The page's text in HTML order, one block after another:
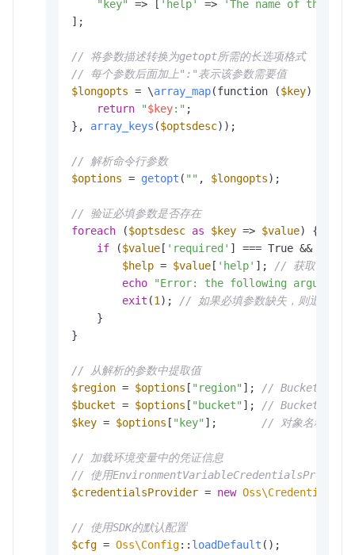
"key"
=> [ 'help' =>
'The name of the
];
// 将参数描述转换为getopt所需的长选项格式
// 每个参数后面加上":"表示该参数需要值
$longopts = \array_map(function ($key) {
return
"$key:" ;
}, array_keys ($optsdesc));
// 解析命令行参数
$options = getopt ( "" , $longopts);
// 验证必填参数是否存在
foreach ($optsdesc as $key => $value) {
if ($value[ 'required' ] === True &&
$help = $value[ 'help' ];
// 获取参数的
echo
"Error: the following
exit (1 );
// 如果必填参数缺失，则退出程序
    }
}
// 从解析的参数中提取值
$region = $options [ "region" ];
// Bucket所在的
$bucket = $options [ "bucket" ];
// Bucket名称
$key = $options [ "key" ]; // 对象名称
// 加载环境变量中的凭证信息
// 使用EnvironmentVariableCredentialsProvider
$credentialsProvider = new
// 使用SDK的默认配置
$cfg = Oss\Config:: loadDefault